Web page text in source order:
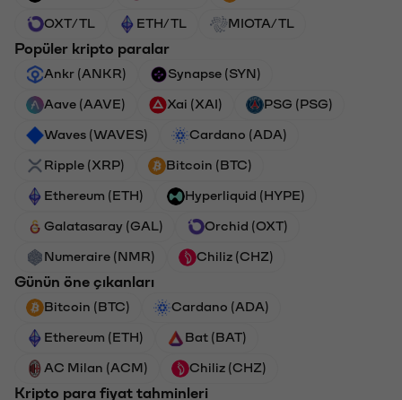
OXT/TL ETH/TL MIOTA/TL
Popüler kripto paralar
Ankr (ANKR) Synapse (SYN)
Aave (AAVE) Xai (XAI) PSG (PSG)
Waves (WAVES) Cardano (ADA)
Ripple (XRP) Bitcoin (BTC)
Ethereum (ETH) Hyperliquid (HYPE)
Galatasaray (GAL) Orchid (OXT)
Numeraire (NMR) Chiliz (CHZ)
Günün öne çıkanları
Bitcoin (BTC) Cardano (ADA)
Ethereum (ETH) Bat (BAT)
AC Milan (ACM) Chiliz (CHZ)
Kripto para fiyat tahminleri